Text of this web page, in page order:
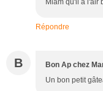
Répondre
B Bon Ap chez
Un bon petit